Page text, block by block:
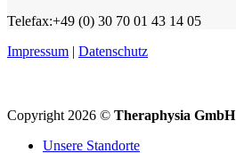
Telefax:+49 (0) 30 70 01 43 14 05
Impressum | Datenschutz
Copyright 2026 © Theraphysia GmbH
Unsere Standorte